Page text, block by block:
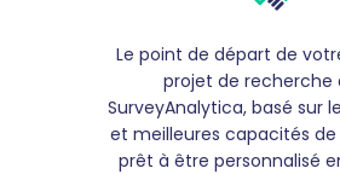
Le point de départ de
projet de recherche
SurveyAnalytica, basé sur
et meilleures capacités
prêt à être personnalisé